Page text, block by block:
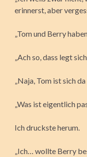
erinnerst, aber
„Tom und Berry
„Ach so, dass legt
„Naja, Tom ist sich
„Was ist eigentlich
Ich druckste herum.
„Ich… wollte Berry